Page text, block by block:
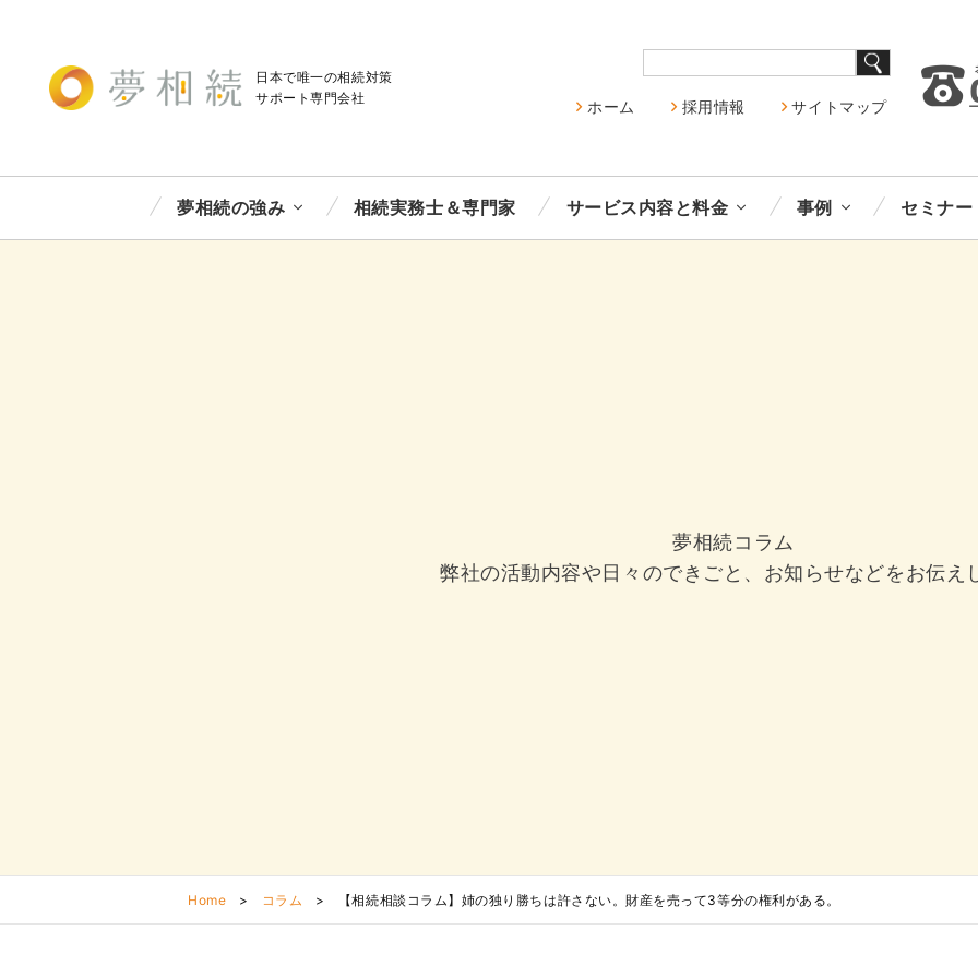
日本で唯一の相続対策
サポート専門会社 ホーム 採用情報 サイトマップ
夢相続の強み 相続実務士＆専門家 サービス内容と料金 事例 セミナー
夢相続コラム
弊社の活動内容や日々のできごと、お知らせなどをお伝え
Home > コラム > 【相続相談コラム】姉の独り勝ちは許さない。財産を売って3等分の権利がある。